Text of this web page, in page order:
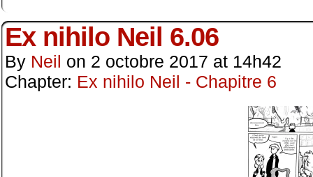
Ex nihilo Neil 6.06
By Neil on 2 octobre 2017 at 14h42
Chapter: Ex nihilo Neil - Chapitre 6